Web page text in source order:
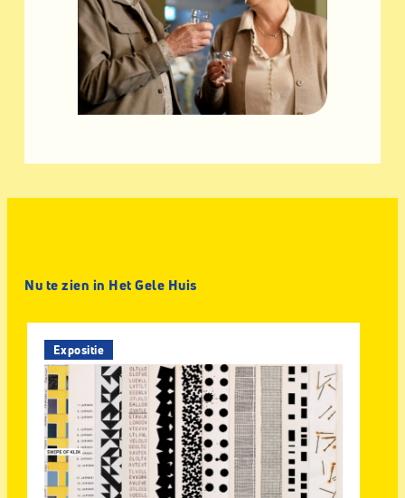
Nu te zien in Het Gele Huis
Expositie